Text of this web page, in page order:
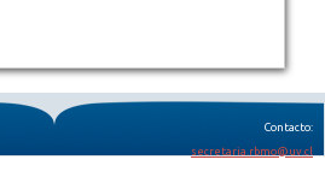
Contacto:
secretaria.rbmo@uv.cl